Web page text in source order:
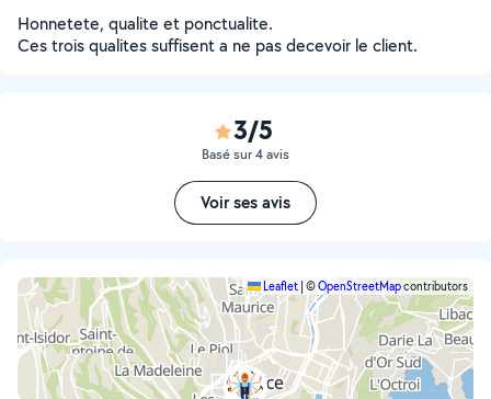
Honnetete, qualite et ponctualite.
Ces trois qualites suffisent a ne pas decevoir le client.
3/5
Basé sur 4 avis
Voir ses avis
Leaflet ©OpenStreetMapcontributors